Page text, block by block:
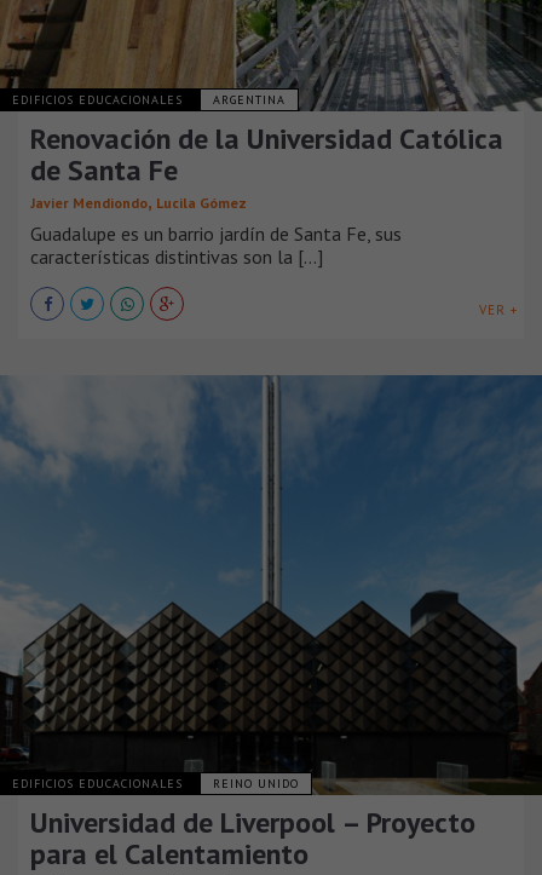
EDIFICIOS EDUCACIONALES ARGENTINA
Renovación de la Universidad Católica
de Santa Fe
Javier Mendiondo, Lucila Gómez
Guadalupe es un barrio jardín de Santa Fe, sus
características distintivas son la [...]
VER +
EDIFICIOS EDUCACIONALES REINO UNIDO
Universidad de Liverpool – Proyecto
para el Calentamiento